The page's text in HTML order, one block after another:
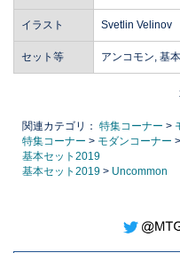
イラスト Svetlin Velinov
セット等 アンコモン, 基
関連カテゴリ： 特集コーナー >
特集コーナー > モダンコーナー >
基本セット2019
基本セット2019 > Uncommon